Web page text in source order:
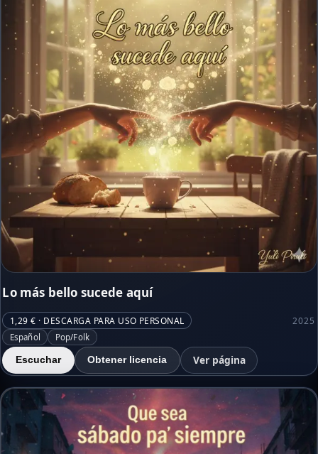
Lo más bello sucede aquí
1,29 € · DESCARGA PARA USO PERSONAL 2025
Español Pop/Folk
Escuchar Obtener licencia Ver página